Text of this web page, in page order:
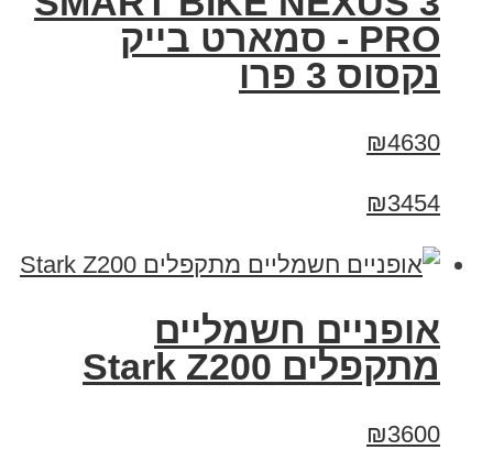
PRO - סמארט בייק
נקסוס 3 פרו
₪4630
₪3454
‏אופניים חשמליים
‏מתקפלים Stark Z200
₪3600